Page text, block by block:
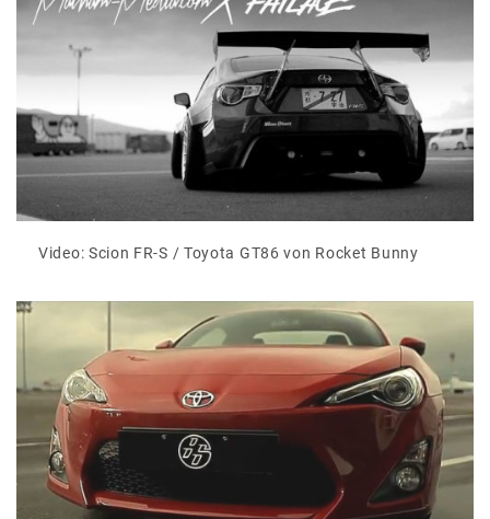
Video: Scion FR-S / Toyota GT86 von Rocket Bunny